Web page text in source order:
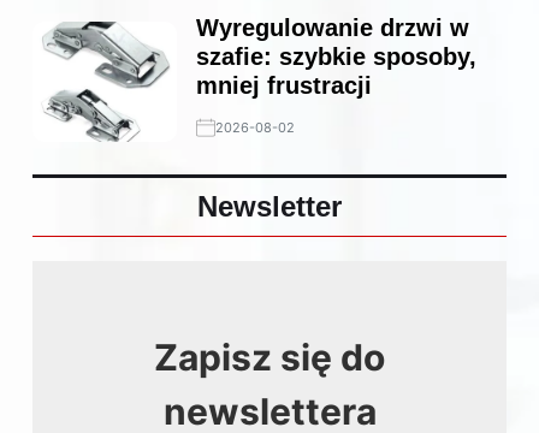
Wyregulowanie drzwi w
szafie: szybkie sposoby,
mniej frustracji
2026-08-02
Newsletter
Zapisz się do
newslettera